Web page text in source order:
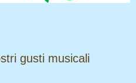
gusti musicali